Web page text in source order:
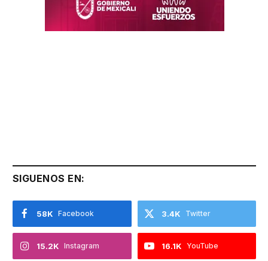
SIGUENOS EN:
Facebook
58K Twitter
3.4K
Instagram
15.2K YouTube
16.1K